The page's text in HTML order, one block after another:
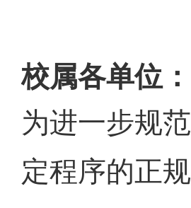
校属各单位：
为进一步规
定程序的正